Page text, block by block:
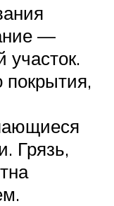
—
участок.
покрытия,
Грязь,